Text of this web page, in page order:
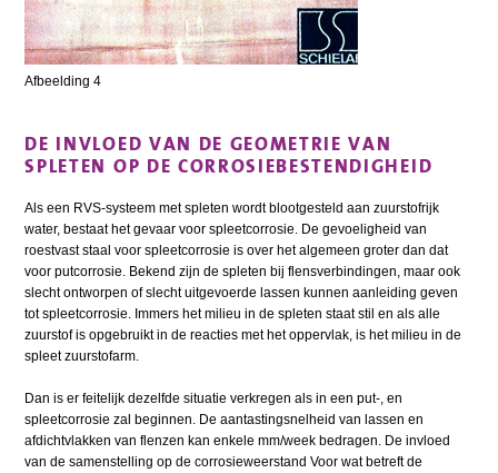
Afbeelding 4
DE INVLOED VAN DE GEOMETRIE VAN
SPLETEN OP DE CORROSIEBESTENDIGHEID
Als een RVS-systeem met spleten wordt blootgesteld aan zuurstofrijk
water, bestaat het gevaar voor spleetcorrosie. De gevoeligheid van
roestvast staal voor spleetcorrosie is over het algemeen groter dan dat
voor putcorrosie. Bekend zijn de spleten bij flensverbindingen, maar ook
slecht ontworpen of slecht uitgevoerde lassen kunnen aanleiding geven
tot spleetcorrosie. Immers het milieu in de spleten staat stil en als alle
zuurstof is opgebruikt in de reacties met het oppervlak, is het milieu in de
spleet zuurstofarm.
Dan is er feitelijk dezelfde situatie verkregen als in een put-, en
spleetcorrosie zal beginnen. De aantastingsnelheid van lassen en
afdichtvlakken van flenzen kan enkele mm/week bedragen. De invloed
van de samenstelling op de corrosieweerstand Voor wat betreft de